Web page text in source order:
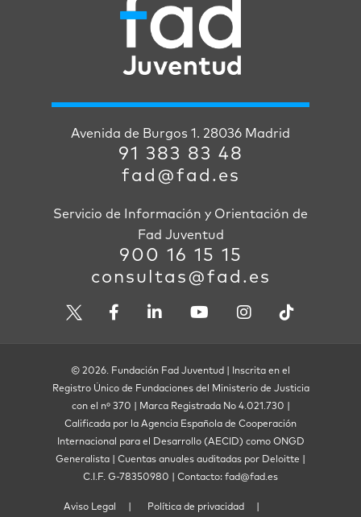
Avenida de Burgos 1. 28036 Madrid
91 383 83 48
fad@fad.es
Servicio de Información y Orientación de
Fad Juventud
900 16 15 15
consultas@fad.es
© 2026. Fundación Fad Juventud | Inscrita en el
Registro Único de Fundaciones del Ministerio de Justicia
con el nº 370 | Marca Registrada No 4.021.730 |
Calificada por la Agencia Española de Cooperación
Internacional para el Desarrollo (AECID) como ONGD
Generalista | Cuentas anuales auditadas por Deloitte |
C.I.F. G-78350980 | Contacto: fad@fad.es
Aviso Legal Política de privacidad